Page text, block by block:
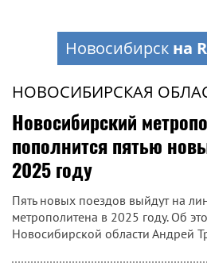
НОВОСИБИРСКАЯ
Новосибирский
пополнится пятью
2025 году
Пять новых поездов выйдут на
метрополитена в 2025 году. Об
Новосибирской области Андрей
Новосибирск на